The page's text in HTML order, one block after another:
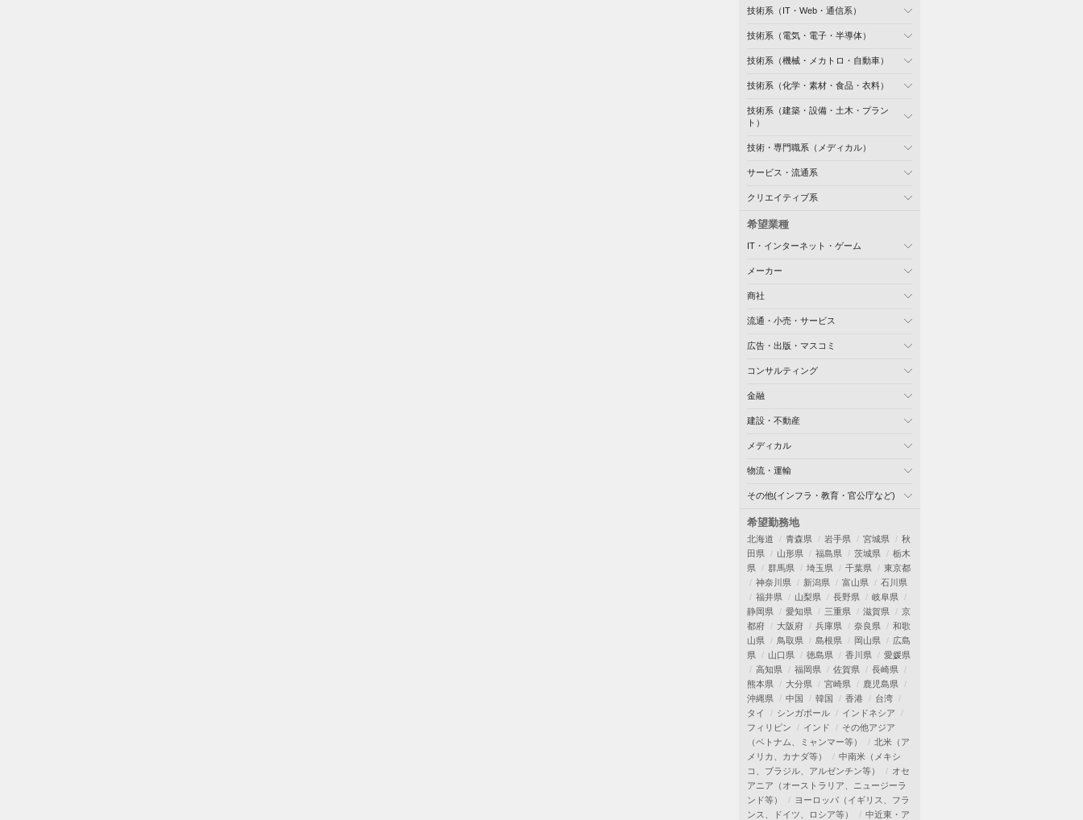
技術系（IT・Web・通信系）
技術系（電気・電子・半導体）
技術系（機械・メカトロ・自動車）
技術系（化学・素材・食品・衣料）
技術系（建築・設備・土木・プラン
ト）
技術・専門職系（メディカル）
サービス・流通系
クリエイティブ系
希望業種
IT・インターネット・ゲーム
メーカー
商社
流通・小売・サービス
広告・出版・マスコミ
コンサルティング
金融
建設・不動産
メディカル
物流・運輸
その他(インフラ・教育・官公庁など)
希望勤務地
北海道 青森県 岩手県 宮城県
秋
田県
山形県 福島県 茨城県
栃木
県
群馬県 埼玉県 千葉県
東京都
神奈川県
新潟県 富山県
石川県
福井県
山梨県 長野県
岐阜県
静岡県
愛知県 三重県 滋賀県
京
都府
大阪府 兵庫県 奈良県
和歌
山県
鳥取県 島根県 岡山県
広島
県
山口県 徳島県 香川県
愛媛県
高知県
福岡県 佐賀県
長崎県
熊本県
大分県 宮崎県
鹿児島県
沖縄県
中国 韓国 香港
台湾
タイ
シンガポール
インドネシア
フィリピン
インド
その他アジア
（ベトナム、ミャンマー等）
北米（ア
メリカ、カナダ等）
中南米（メキシ
コ、ブラジル、アルゼンチン等）
オセ
アニア（オーストラリア、ニュージーラ
ンド等）
ヨーロッパ（イギリス、フラ
ンス、ドイツ、ロシア等）
中近東・ア